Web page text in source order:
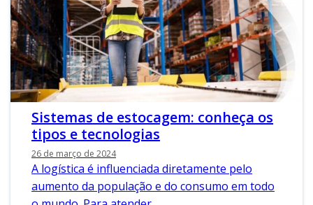
Sistemas de estocagem: conheça os
tipos e tecnologias
26 de março de 2024
A logística é influenciada diretamente pelo
aumento da população e do consumo em todo